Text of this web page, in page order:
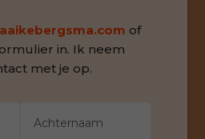
of
in. Ik neem
met je op.